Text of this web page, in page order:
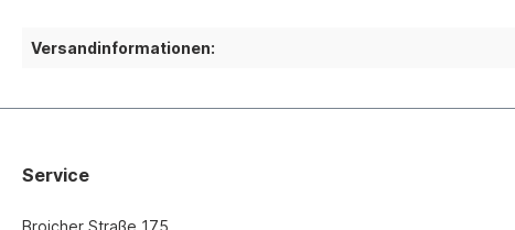
Versandinformationen:
Service
Broicher Straße 175